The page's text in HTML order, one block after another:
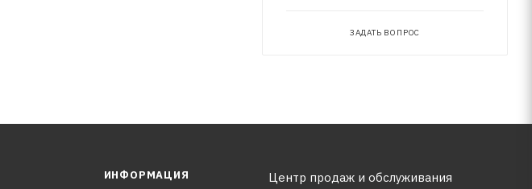
ЗАДАТЬ ВОПРОС
ИНФОРМАЦИЯ
Центр продаж и обслуживания